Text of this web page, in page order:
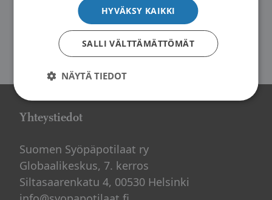
Syövänhoidon jälkeinen lymfaturvotus ja
Artikkelien
sivutus
Yhteystiedot
Suomen Syöpäpotilaat ry
Globaalikeskus, 7. kerros
Siltasaarenkatu 4, 00530 Helsinki
HYVÄKSY KAIKKI
SALLI VÄLTTÄMÄTTÖMÄT
NÄYTÄ TIEDOT